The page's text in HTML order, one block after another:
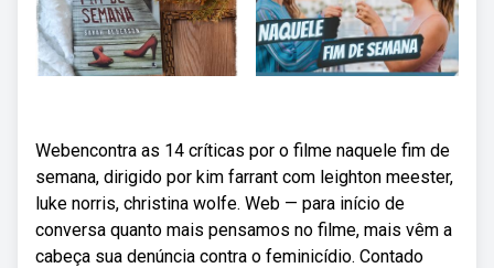
Webencontra as 14 críticas por o filme naquele fim de
semana, dirigido por kim farrant com leighton meester,
luke norris, christina wolfe. Web — para início de
conversa quanto mais pensamos no filme, mais vêm a
cabeça sua denúncia contra o feminicídio. Contado